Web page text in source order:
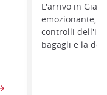
L'arrivo in
emozionante,
controlli
bagagli e la